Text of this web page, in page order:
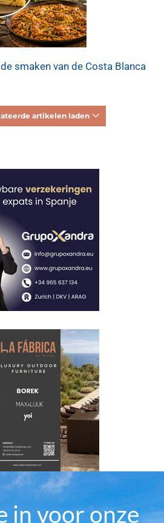
smaken van de Costa Blanca
artikelen laden
in voor onze